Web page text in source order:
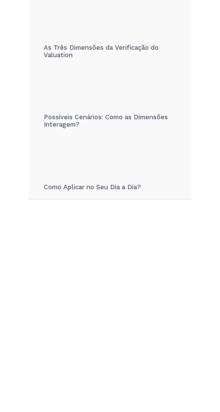
As Três Dimensões da Verificação do
Valuation
Possíveis Cenários: Como as Dimensões
Interagem?
Como Aplicar no Seu Dia a Dia?